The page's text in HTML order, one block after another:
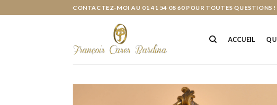
CONTACTEZ-MOI AU 01 41 54 08 60 POUR TOUTES QUESTIONS !
ACCUEIL